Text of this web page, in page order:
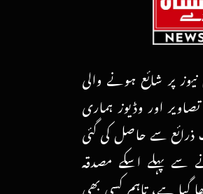
پر شائع ہونے والی
اور وڈیوز ہماری
ذرائع سے حاصل کی گئی
سے پہلے اسکے مصدقہ
گیا ہے، تاہم کسی بھی